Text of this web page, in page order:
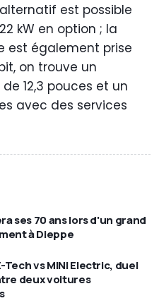
est possible
kW en option ; la
est également prise
on trouve un
12,3 pouces et un
avec des services
ses 70 ans lors d'un grand
à Dieppe
Tech vs MINI Electric, duel
deux voitures